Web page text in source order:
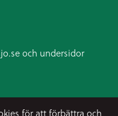
och undersidor
för att förbättra och